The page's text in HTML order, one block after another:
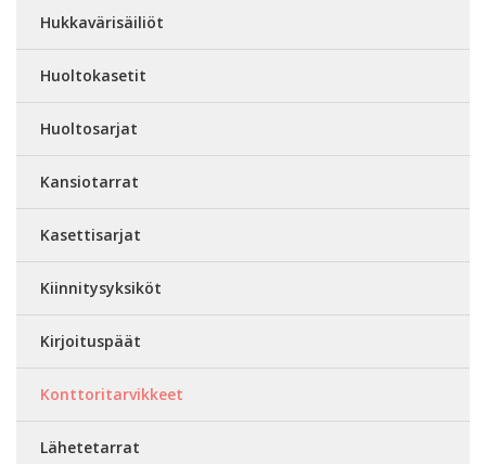
Hukkavärisäiliöt
Huoltokasetit
Huoltosarjat
Kansiotarrat
Kasettisarjat
Kiinnitysyksiköt
Kirjoituspäät
Konttoritarvikkeet
Lähetetarrat